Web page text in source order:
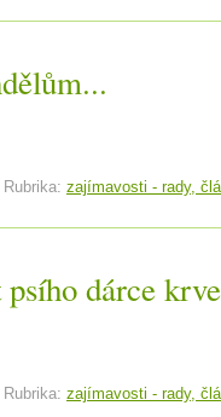
Rubrika: zajímavosti - rady,
dárce krve
Rubrika: zajímavosti - rady,